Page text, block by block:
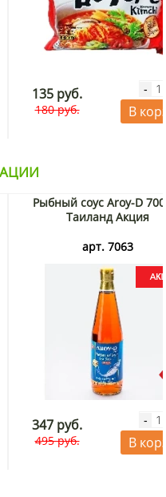
135 руб.
180 руб.
-
В
Рыбный соус Aroy-D
Таиланд Акция
арт. 7063
347 руб.
495 руб.
-
В